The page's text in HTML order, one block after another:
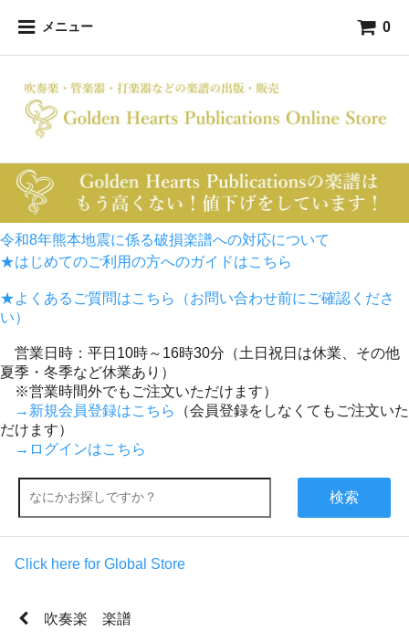
メニュー 0
令和8年熊本地震に係る破損楽譜への対応について
★はじめてのご利用の方へのガイドはこちら
★よくあるご質問はこちら（お問い合わせ前にご確認くださ
い）
営業日時：平日10時～16時30分（土日祝日は休業、その他
夏季・冬季など休業あり）
※営業時間外でもご注文いただけます）
→新規会員登録はこちら
（会員登録をしなくてもご注文いた
だけます）
→ログインはこちら
検索
Click here for Global Store
吹奏楽 楽譜